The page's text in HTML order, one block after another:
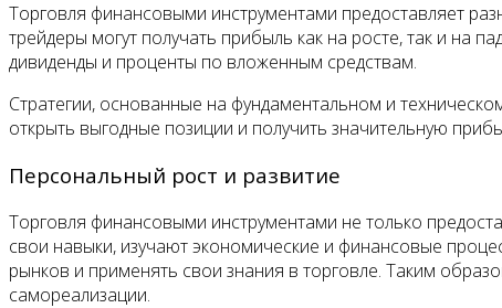
Торговля финансовыми инструментами предоставляет
трейдеры могут получать прибыль как на росте, так и на
дивиденды и проценты по вложенным средствам.
Стратегии, основанные на фундаментальном и
открыть выгодные позиции и получить значительную
Персональный рост и развитие
Торговля финансовыми инструментами не только
свои навыки, изучают экономические и финансовые
рынков и применять свои знания в торговле. Таким
самореализации.